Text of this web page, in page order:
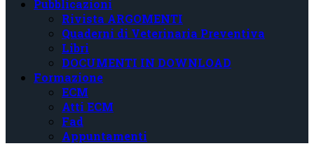
Pubblicazioni
Rivista ARGOMENTI
Quaderni di Veterinaria Preventiva
Libri
DOCUMENTI IN DOWNLOAD
Formazione
ECM
Atti ECM
Fad
Appuntamenti